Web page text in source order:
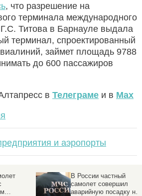
, что разрешение на
терминала международного
Титова в Барнауле выдала
терминал, спроектированный
займет площадь 9788
до 600 пассажиров
в Телеграме и в Max
и аэропорты
В России частный
самолет совершил
аварийную посадку на